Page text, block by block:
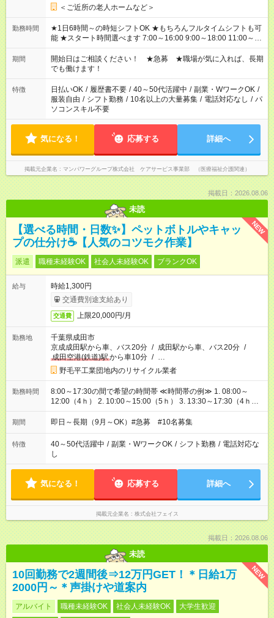
＜ご近所の老人ホームなど＞
勤務時間
★1日6時間～の時短シフトOK ★もちろんフルタイムシフトも可
能 ★スタート時間選べます 7:00～16:00 9:00～18:00 11:00～
20:00 など 残業なし！ ※Wワークの場合、他のお仕事と合わせ
週40時間超の就業はご案内できません ※法令に基づき、週20時
間以上勤務は社会保険への加入対象となります ※労働者派遣法
（日雇い派遣の原則禁止）により、短時間・短期間の就業はご
案内が難しい場合があります
期間
開始日はご相談ください！ ★急募 ★職場が気に入れば、長期
でも働けます！
特徴 日払いOK / 履歴書不要 / 40～50代活躍中 / 副業・WワークOK /
服装自由 / シフト勤務 / 10名以上の大量募集 / 電話対応なし / パ
ソコンスキル不要
気になる！ 応募する 詳細へ
掲載元企業名 マンパワーグループ株式会社 ケアサービス事業部 （医療福祉介護関連）
掲載日：2026.08.06
未読
NEW
【選べる時間・日数✨】ペットボトルやキャッ
プの仕分け☕【人気のコツモク作業】
派遣 職種未経験OK 社会人未経験OK ブランクOK
給与
時給1,300円
交通費別途支給あり
交通費 上限20,000円/月
勤務地
千葉県成田市
京成成田駅から車、バス20分 / 成田駅から車、バス20分 /
成田空港(鉄道)駅から車10分 / …
野毛平工業団地内のリサイクル業者
勤務時間
8:00～17:30の間で希望の時間帯 ≪時間帯の例≫ 1. 08:00～
12:00（4ｈ） 2. 10:00～15:00（5ｈ） 3. 13:30～17:30（4ｈ）
等 3h勤務や5h～勤務など柔軟に対応致します。 ご希望があれば
ご相談ください。 実働6時間未満の場合は休憩なし ※水分補給や
期間 即日～長期（9月～OK）#急募 #10名募集
特徴 40～50代活躍中 / 副業・WワークOK / シフト勤務 / 電話対応な
し
気になる！ 応募する 詳細へ
掲載元企業名 株式会社フェイス
掲載日：2026.08.06
未読
NEW
10回勤務で2週間後⇒12万円GET！＊日給1万
2000円～＊声掛けや道案内
アルバイト 職種未経験OK 社会人未経験OK
大学生歓迎